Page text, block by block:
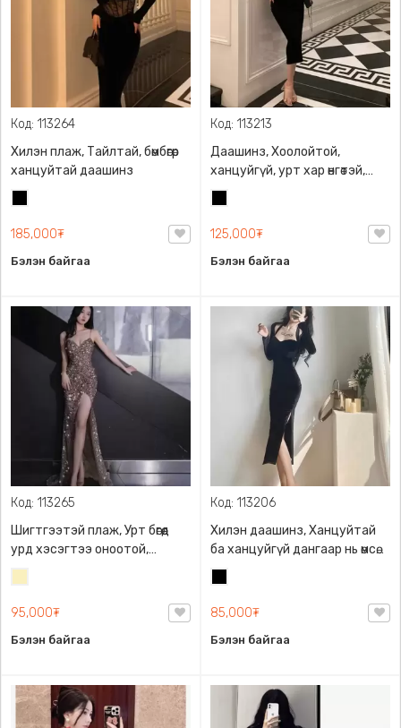
Код: 113264
Хилэн плаж, Тайлтай, бөмбөгөр
ханцуйтай даашинз
185,000₮
Бэлэн байгаа
Код: 113213
Даашинз, Хоолойтой,
ханцуйгүй, урт хар өнгөтэй,
ардаа оноотой, суналттай
даашинз
125,000₮
Бэлэн байгаа
Код: 113265
Шигтгээтэй плаж, Урт бөгөөд
урд хэсэгтээ оноотой,
загварлаг дэгжин даашинз,
саатай dress
Блонд/
95,000₮
Бэлэн байгаа
Код: 113206
Хилэн даашинз, Ханцуйтай
ба ханцуйгүй дангаар нь өмсөх
боломжтой, бие барисан
загвартай тул биеийн
галибарыг илүү тодотгож
харагдуулдаг маш тухтай
материалтай
85,000₮
Бэлэн байгаа